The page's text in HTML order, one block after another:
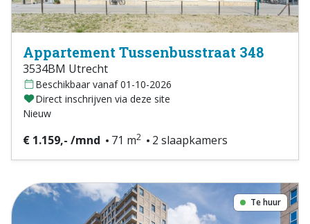
Appartement Tussenbusstraat 348
3534BM Utrecht
Beschikbaar vanaf 01-10-2026
Direct inschrijven via deze site
Nieuw
€ 1.159,- /mnd 71 m2 2 slaapkamers
Te huur